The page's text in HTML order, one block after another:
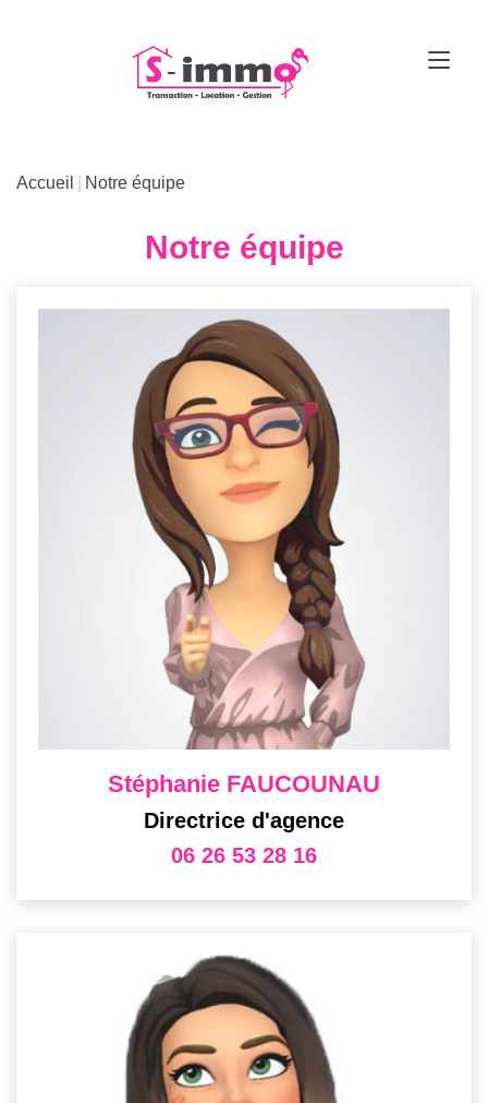
Accueil Notre équipe
Notre équipe
Stéphanie FAUCOUNAU
Directrice d'agence
06 26 53 28 16